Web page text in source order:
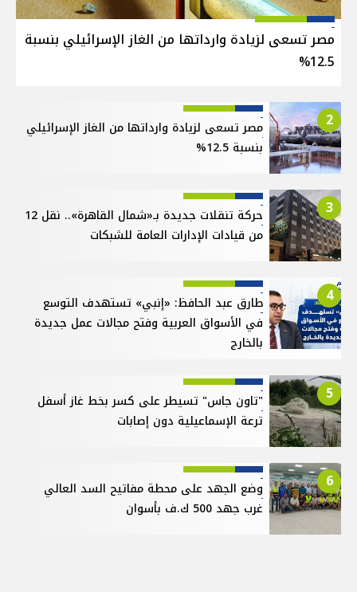
مصر تسعى لزيادة وارداتها من الغاز الإسرائيلي بنسبة
12.5%
2
مصر تسعى لزيادة وارداتها من الغاز الإسرائيلي
بنسبة 12.5%
3
حركة تنقلات جديدة بـ«شمال القاهرة».. نقل 12
من قيادات الإدارات العامة للشبكات
4
طارق عبد الحافظ: «إنبي» تستهدف التوسع
في الأسواق العربية وفتح مجالات عمل جديدة
بالخارج
5
"تاون جاس" تسيطر على كسر بخط غاز أسفل
ترعة الإسماعيلية دون إصابات
6
وضع الجهد على محطة مفاتيح السد العالي
غرب جهد 500 ك.ف بأسوان